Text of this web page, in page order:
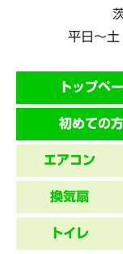
平日～
トップペ
初めての
エアコン
換気扇
トイレ